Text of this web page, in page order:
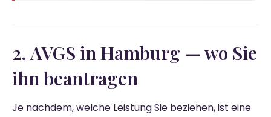
2. AVGS in Hamburg — wo Sie
ihn beantragen
Je nachdem, welche Leistung Sie beziehen, ist eine